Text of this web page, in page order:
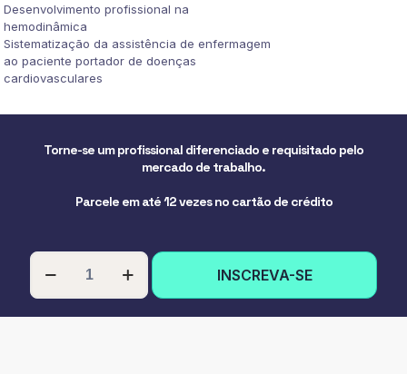
Desenvolvimento profissional na
hemodinâmica
Sistematização da assistência de enfermagem
ao paciente portador de doenças
cardiovasculares
Torne-se um profissional diferenciado e requisitado pelo
mercado de trabalho.
Parcele em até 12 vezes no cartão de crédito
PÓS-
GRADUAÇÃO
EM
INSCREVA-SE